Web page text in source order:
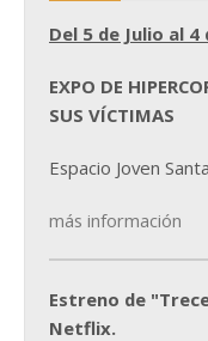
Del 5 de Julio al
EXPO DE
SUS VÍCTIMAS
Espacio Joven
más información
Estreno de
Netflix.